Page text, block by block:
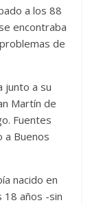
a los 88
encontraba
de
junto a su
Martín de
Fuentes
a Buenos
nacido en
18 años -sin